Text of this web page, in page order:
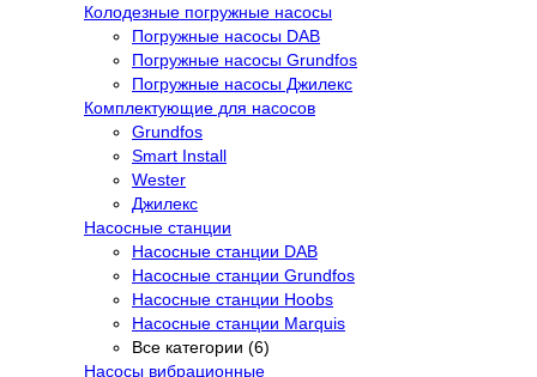
Колодезные погружные насосы
Погружные насосы DAB
Погружные насосы Grundfos
Погружные насосы Джилекс
Комплектующие для насосов
Grundfos
Smart Install
Wester
Джилекс
Насосные станции
Насосные станции DAB
Насосные станции Grundfos
Насосные станции Hoobs
Насосные станции Marquis
Все категории (6)
Насосы вибрационные